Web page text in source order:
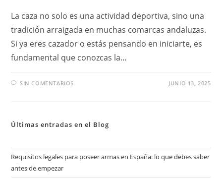
La caza no solo es una actividad deportiva, sino una
tradición arraigada en muchas comarcas andaluzas.
Si ya eres cazador o estás pensando en iniciarte, es
fundamental que conozcas la…
SIN COMENTARIOS JUNIO 13, 2025
Últimas entradas en el Blog
Requisitos legales para poseer armas en España: lo que debes saber
antes de empezar